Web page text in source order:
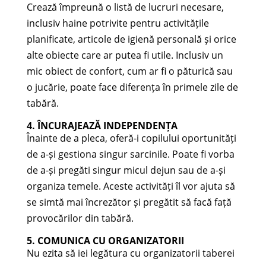
Crează împreună o listă de lucruri necesare,
inclusiv haine potrivite pentru activitățile
planificate, articole de igienă personală și orice
alte obiecte care ar putea fi utile. Inclusiv un
mic obiect de confort, cum ar fi o păturică sau
o jucărie, poate face diferența în primele zile de
tabără.
4. ÎNCURAJEAZĂ INDEPENDENȚA
Înainte de a pleca, oferă-i copilului oportunități
de a-și gestiona singur sarcinile. Poate fi vorba
de a-și pregăti singur micul dejun sau de a-și
organiza temele. Aceste activități îl vor ajuta să
se simtă mai încrezător și pregătit să facă față
provocărilor din tabără.
5. COMUNICA CU ORGANIZATORII
Nu ezita să iei legătura cu organizatorii taberei